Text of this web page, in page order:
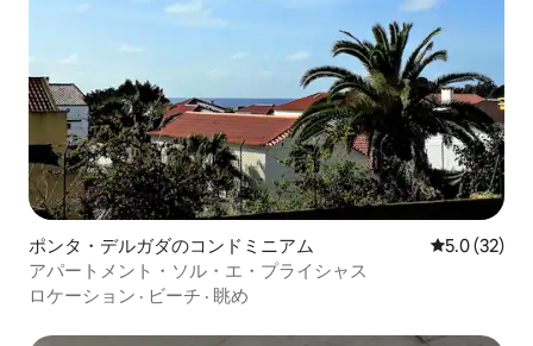
ポンタ・デルガダのコンドミニアム レビュー32
5.0 (32)
アパートメント・ソル・エ・プライシャス
ロケーション · ビーチ · 眺め